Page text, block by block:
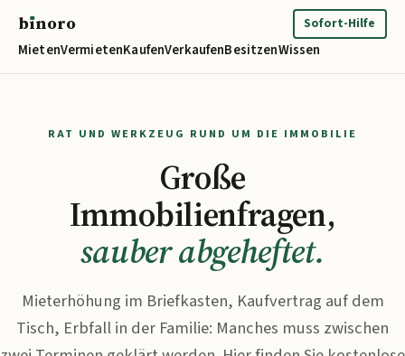
bınoro
MietenVermietenKaufenVerkaufenBesitzenWissen
Sofort-Hilfe
RAT UND WERKZEUG RUND UM DIE IMMOBILIE
Große
Immobilienfragen,
sauber abgeheftet.
Mieterhöhung im Briefkasten, Kaufvertrag auf dem
Tisch, Erbfall in der Familie: Manches muss zwischen